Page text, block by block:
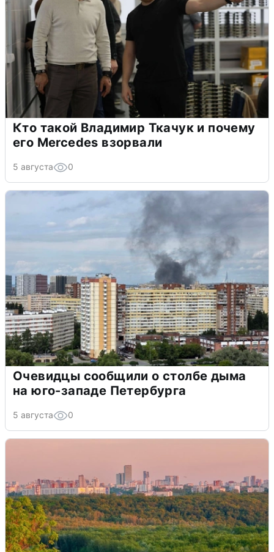
Кто такой Владимир Ткачук и почему
его Mercedes взорвали
5 августа 0
Очевидцы сообщили о столбе дыма
на юго-западе Петербурга
5 августа 0